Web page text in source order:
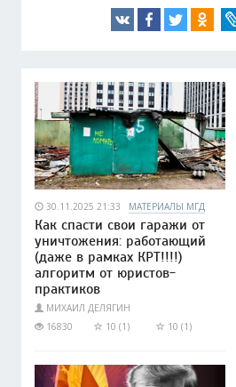
30.11.2025 21:33 МАТЕРИАЛЫ МГД
Как спасти свои гаражи от
уничтожения: работающий
(даже в рамках КРТ!!!!)
алгоритм от юристов-
практиков
МИХАИЛ ДЕЛЯГИН
16830
10 (1) 10 (1)